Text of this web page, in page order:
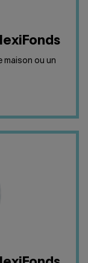
maison ou un